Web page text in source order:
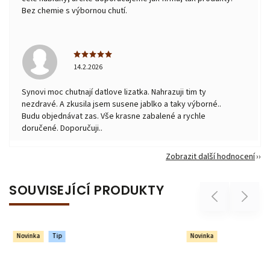
Bez chemie s výbornou chutí.
14.2.2026
Synovi moc chutnají datlove lizatka. Nahrazuji tim ty
nezdravé. A zkusila jsem susene jablko a taky výborné..
Budu objednávat zas. Vše krasne zabalené a rychle
doručené. Doporučuji..
Zobrazit další hodnocení
SOUVISEJÍCÍ PRODUKTY Previous
Novinka
Next